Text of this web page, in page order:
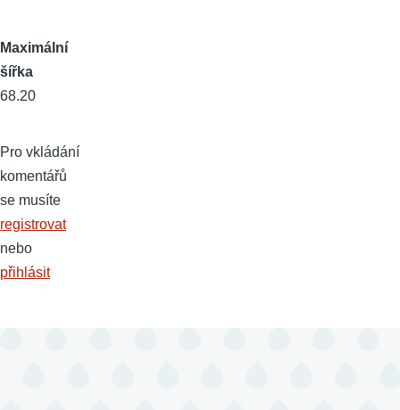
Maximální
šířka
68.20
Pro vkládání
komentářů
se musíte
registrovat
nebo
přihlásit